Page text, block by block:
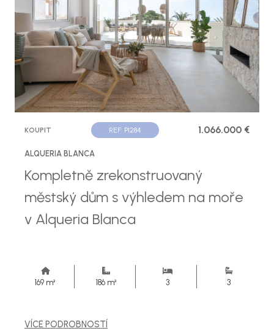
KOUPIT REF. P1284 1.066.000 €
ALQUERIA BLANCA
Kompletně zrekonstruovaný
městský dům s výhledem na moře
v Alqueria Blanca
169 m² 186 m² 3 3
VÍCE PODROBNOSTÍ